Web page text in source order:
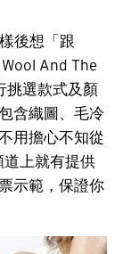
後想「跟
And The
挑選款式及顏
含織圖、毛冷
用擔心不知從
道上就有提供
示範，保證你